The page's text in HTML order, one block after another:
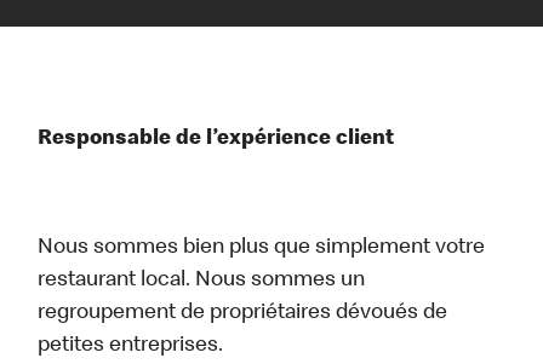
Responsable de l’expérience client
Nous sommes bien plus que simplement votre
restaurant local. Nous sommes un
regroupement de propriétaires dévoués de
petites entreprises.